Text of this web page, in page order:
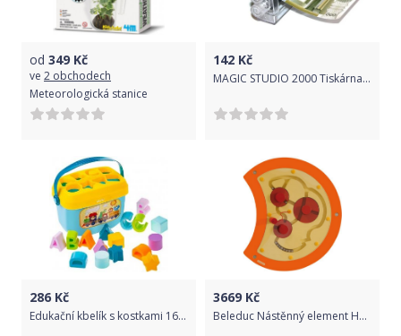
od 349 Kč
ve 2 obchodech
Meteorologická stanice
142 Kč
MAGIC STUDIO 2000 Tiskárna bankovek - kouzlo
286 Kč
Edukační kbelík s kostkami 16 ks Akuku, Multicolor
3669 Kč
Beleduc Nástěnný element Housenka - otočný labyrint